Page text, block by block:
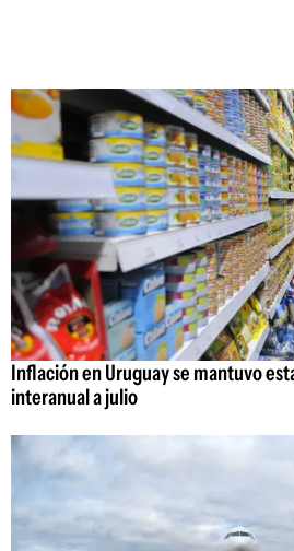
Inflación en Uruguay se mantuvo
interanual a julio